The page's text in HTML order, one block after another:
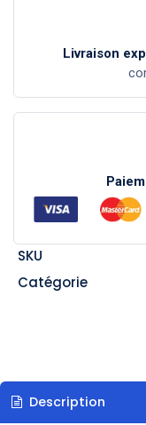
Livraison
SKU
Catégorie
Description